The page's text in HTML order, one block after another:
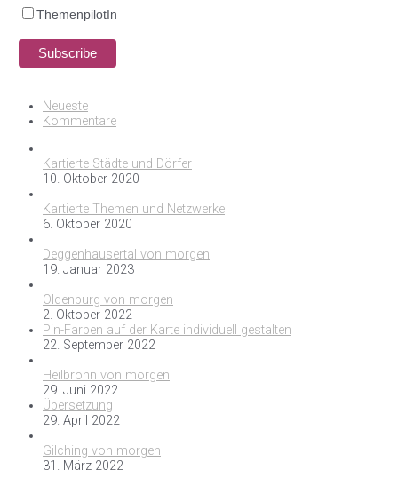
ThemenpilotIn
Neueste
Kommentare
Kartierte Städte und Dörfer
10. Oktober 2020
Kartierte Themen und Netzwerke
6. Oktober 2020
Deggenhausertal von morgen
19. Januar 2023
Oldenburg von morgen
2. Oktober 2022
Pin-Farben auf der Karte individuell gestalten
22. September 2022
Heilbronn von morgen
29. Juni 2022
Übersetzung
29. April 2022
Gilching von morgen
31. März 2022